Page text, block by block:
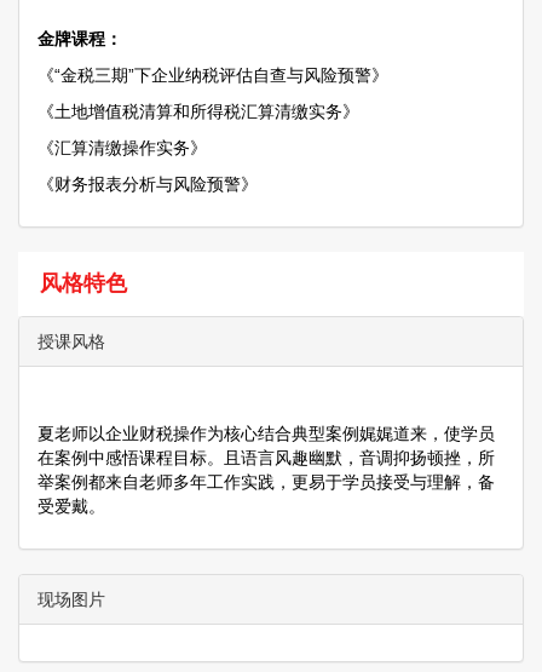
金牌课程：
《“金税三期”下企业纳税评估自查与风险预警》
《土地增值税清算和所得税汇算清缴实务》
《汇算清缴操作实务》
《财务报表分析与风险预警》
风格特色
授课风格
夏老师以企业财税操作为核心结合典型案例娓娓道来，使学员
在案例中感悟课程目标。且语言风趣幽默，音调抑扬顿挫，所
举案例都来自老师多年工作实践，更易于学员接受与理解，备
受爱戴。
现场图片